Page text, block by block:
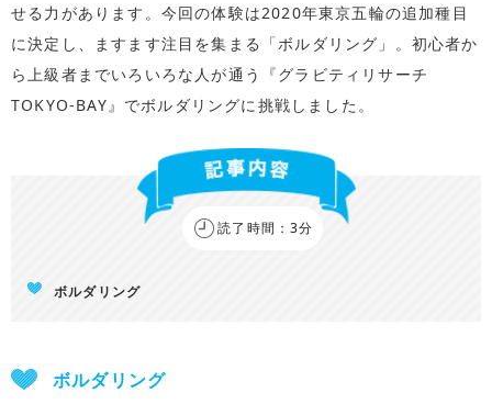
せる力があります。今回の体験は2020年東京五輪の追加種目
に決定し、ますます注目を集まる「ボルダリング」。初心者か
ら上級者までいろいろな人が通う『グラビティリサーチ
TOKYO-BAY』でボルダリングに挑戦しました。
ボルダリング
読了時間：3分
ボルダリング